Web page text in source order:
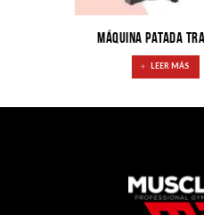
MÁQUINA PATADA
LEER MÁS